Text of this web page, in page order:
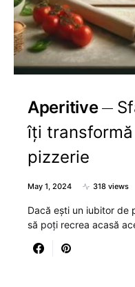
Aperitive
îți
pizzerie
May 1, 2024 318 views
Dacă ești un iubitor de
să poți recrea acasă